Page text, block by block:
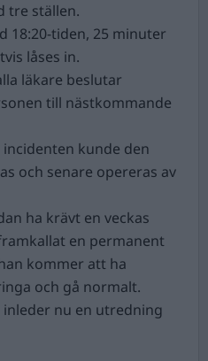
tre ställen.
18:20-tiden, 25 minuter
låses in.
läkare beslutar
till nästkommande
kunde den
och senare opereras av
ha krävt en veckas
en permanent
kommer att ha
och gå normalt.
nu en utredning